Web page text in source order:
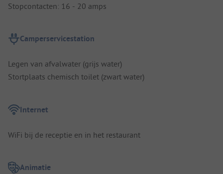
Stopcontacten: 16 - 20 amps
Camperservicestation
Legen van afvalwater (grijs water)
Stortplaats chemisch toilet (zwart water)
Internet
WiFi bij de receptie en in het restaurant
Animatie